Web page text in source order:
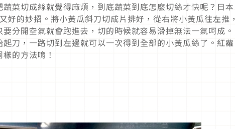
菜切成絲就覺得麻煩，到底蔬菜到底怎麼切絲才快呢？日本
的妙招。將小黃瓜斜刀切成片排好，從右將小黃瓜往左推，
分開空氣就會跑進去，切的時候就容易滑掉無法一氣呵成。
刀，一路切到左邊就可以一次得到全部的小黃瓜絲了。紅蘿
的方法唷！